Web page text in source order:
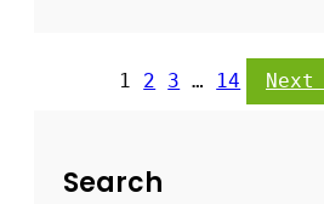
س
ق
1 2 3 … 14 Next
Search